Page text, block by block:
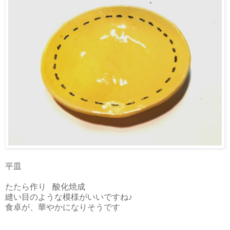
平皿
たたら作り 酸化焼成
縫い目のような模様がいいですね♪
食卓が、華やかになりそうです